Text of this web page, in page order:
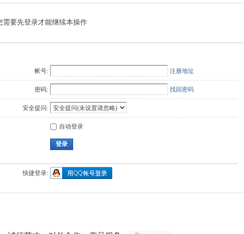
需要先登录才能继续本操作
帐号: 注册地址
密码: 找回密码
安全提问:
自动登录
登录
快捷登录: